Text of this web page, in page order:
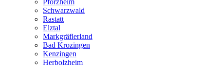
Pforzheim
Schwarzwald
Rastatt
Elztal
Markgräflerland
Bad Krozingen
Kenzingen
Herbolzheim